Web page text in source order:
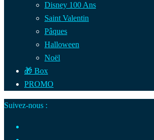
Disney 100 Ans
Saint Valentin
Pâques
Halloween
Noël
🎁 Box
PROMO
Suivez-nous :